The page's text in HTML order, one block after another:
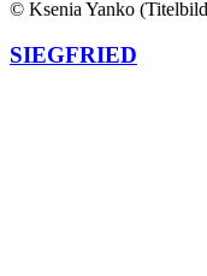
© Ksenia Yanko
SIEGFRIED